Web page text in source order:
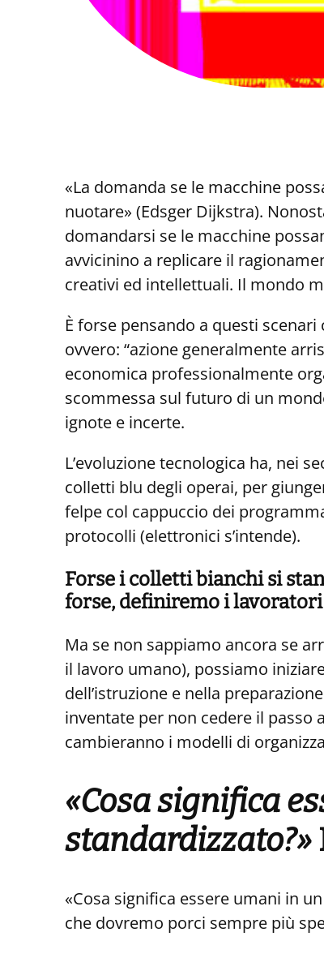
«La domanda se le macchine
nuotare» (Edsger Dijkstra).
domandarsi se le macchine
avvicinino a replicare il
creativi ed intellettuali. Il mondo
È forse pensando a questi
ovvero: “azione generalmente
economica professionalmente
scommessa sul futuro di un
ignote e incerte.
L’evoluzione tecnologica ha, nei
colletti blu degli operai, per
felpe col cappuccio dei
protocolli (elettronici s’intende).
Forse i colletti bianchi si
forse, definiremo i
Ma se non sappiamo ancora se
il lavoro umano), possiamo
dell’istruzione e nella
inventate per non cedere il passo
cambieranno i modelli di
«Cosa significa
standardizzato?»
«Cosa significa essere umani in
che dovremo porci sempre più